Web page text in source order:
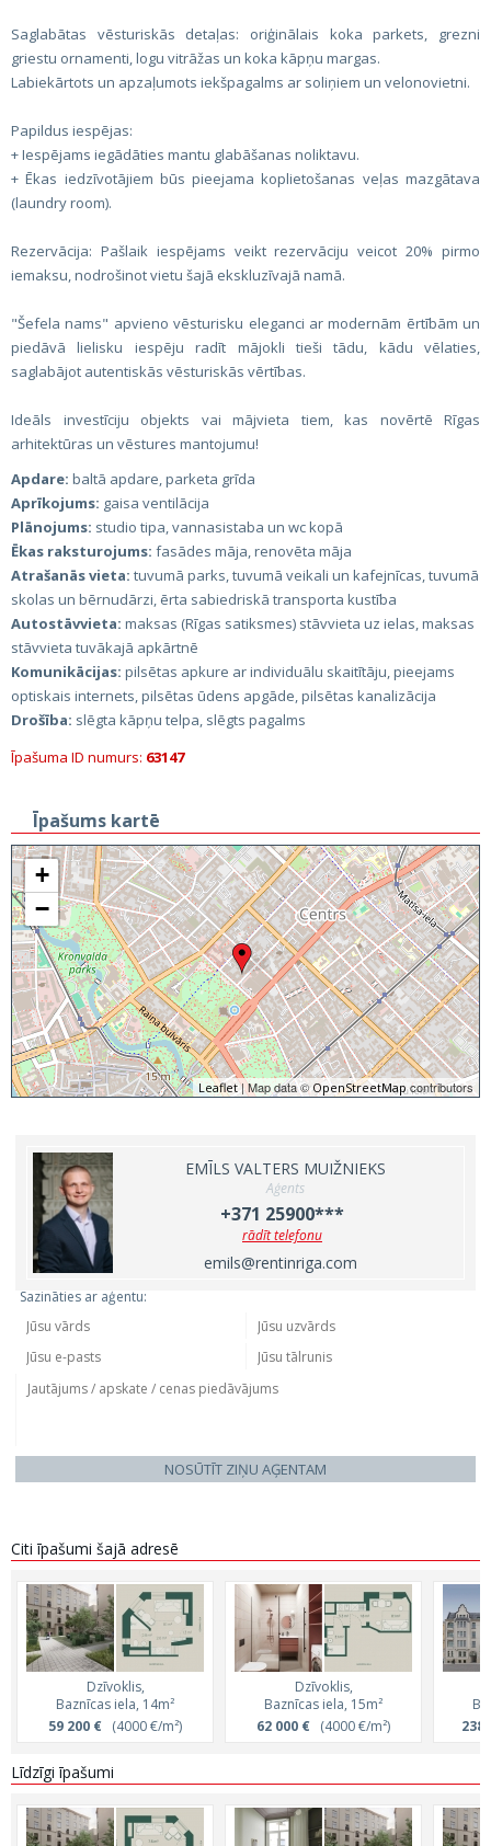
Saglabātas vēsturiskās detaļas: oriģinālais koka parkets, grezni
griestu ornamenti, logu vitrāžas un koka kāpņu margas.
Labiekārtots un apzaļumots iekšpagalms ar soliņiem un velonovietni.
Papildus iespējas:
+ Iespējams iegādāties mantu glabāšanas noliktavu.
+ Ēkas iedzīvotājiem būs pieejama koplietošanas veļas mazgātava
(laundry room).
Rezervācija: Pašlaik iespējams veikt rezervāciju veicot 20% pirmo
iemaksu, nodrošinot vietu šajā ekskluzīvajā namā.
"Šefela nams" apvieno vēsturisku eleganci ar modernām ērtībām un
piedāvā lielisku iespēju radīt mājokli tieši tādu, kādu vēlaties,
saglabājot autentiskās vēsturiskās vērtības.
Ideāls investīciju objekts vai mājvieta tiem, kas novērtē Rīgas
arhitektūras un vēstures mantojumu!
Apdare: baltā apdare, parketa grīda
Aprīkojums: gaisa ventilācija
Plānojums: studio tipa, vannasistaba un wc kopā
Ēkas raksturojums: fasādes māja, renovēta māja
Atrašanās vieta: tuvumā parks, tuvumā veikali un kafejnīcas, tuvumā
skolas un bērnudārzi, ērta sabiedriskā transporta kustība
Autostāvvieta: maksas (Rīgas satiksmes) stāvvieta uz ielas, maksas
stāvvieta tuvākajā apkārtnē
Komunikācijas: pilsētas apkure ar individuālu skaitītāju, pieejams
optiskais internets, pilsētas ūdens apgāde, pilsētas kanalizācija
Drošība: slēgta kāpņu telpa, slēgts pagalms
Īpašuma ID numurs: 63147
Īpašums kartē
+
−
Leaflet| Map data ©OpenStreetMapcontributors
EMĪLS VALTERS MUIŽNIEKS
Aģents
+371 25900***
rādīt telefonu
emils@rentinriga.com
Sazināties ar aģentu:
NOSŪTĪT ZIŅU AĢENTAM
Citi īpašumi šajā adresē
Dzīvoklis,
Baznīcas iela, 14m²
59 200 € (4000 €/m²)
Dzīvoklis,
Baznīcas iela, 15m²
62 000 € (4000 €/m²)
238
Līdzīgi īpašumi